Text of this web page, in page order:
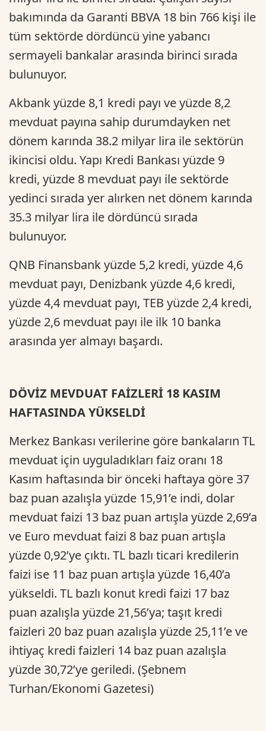
bakımında da Garanti BBVA 18 bin 766 kişi ile
tüm sektörde dördüncü yine yabancı
sermayeli bankalar arasında birinci sırada
bulunuyor.
Akbank yüzde 8,1 kredi payı ve yüzde 8,2
mevduat payına sahip durumdayken net
dönem karında 38.2 milyar lira ile sektörün
ikincisi oldu. Yapı Kredi Bankası yüzde 9
kredi, yüzde 8 mevduat payı ile sektörde
yedinci sırada yer alırken net dönem karında
35.3 milyar lira ile dördüncü sırada
bulunuyor.
QNB Finansbank yüzde 5,2 kredi, yüzde 4,6
mevduat payı, Denizbank yüzde 4,6 kredi,
yüzde 4,4 mevduat payı, TEB yüzde 2,4 kredi,
yüzde 2,6 mevduat payı ile ilk 10 banka
arasında yer almayı başardı.
DÖVİZ MEVDUAT FAİZLERİ 18 KASIM
HAFTASINDA YÜKSELDİ
Merkez Bankası verilerine göre bankaların TL
mevduat için uyguladıkları faiz oranı 18
Kasım haftasında bir önceki haftaya göre 37
baz puan azalışla yüzde 15,91’e indi, dolar
mevduat faizi 13 baz puan artışla yüzde 2,69’a
ve Euro mevduat faizi 8 baz puan artışla
yüzde 0,92’ye çıktı. TL bazlı ticari kredilerin
faizi ise 11 baz puan artışla yüzde 16,40’a
yükseldi. TL bazlı konut kredi faizi 17 baz
puan azalışla yüzde 21,56’ya; taşıt kredi
faizleri 20 baz puan azalışla yüzde 25,11’e ve
ihtiyaç kredi faizleri 14 baz puan azalışla
yüzde 30,72’ye geriledi. (Şebnem
Turhan/Ekonomi Gazetesi)